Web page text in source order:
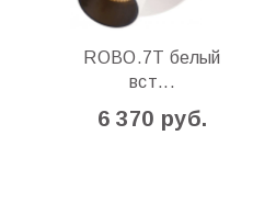
ROBO.7T белый
вст...
6 370 руб.